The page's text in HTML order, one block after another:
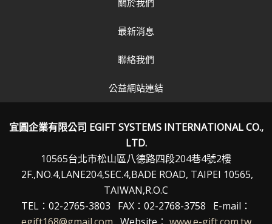
關於我們
最新消息
聯絡我們
公益網站連結
宜圓企業有限公司 EGIFT SYSTEMS INTERNATIONAL CO.,
LTD.
10565台北市松山區八德路四段204巷4號2樓
2F.,NO.4,LANE204,SEC.4,BADE ROAD, TAIPEI 10565,
TAIWAN,R.O.C
TEL：02-2765-3803 FAX：02-2768-3758 E-mail：